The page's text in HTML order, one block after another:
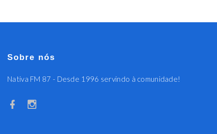
Sobre nós
Nativa FM 87 - Desde 1996 servindo à comunidade!